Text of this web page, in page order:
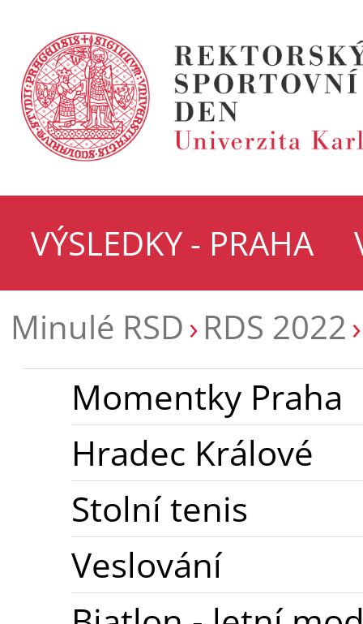
VÝSLEDKY - PRAHA
Minulé RSD RDS 2022
Momentky Praha
Hradec Králové
Stolní tenis
Veslování